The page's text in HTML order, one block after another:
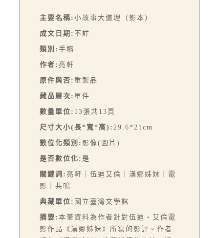
主要名稱: 小故事大道理（影本）
成文日期: 不詳
類別: 手稿
作者: 亮軒
原件與否: 重製品
藏品層次: 單件
數量單位: 13張共13頁
尺寸大小(長*寬*高): 29.6*21cm
數位化類別: 影像(圖片)
是否數位化: 是
關鍵詞: 亮軒｜伍迪艾倫｜漢娜姊妹｜電
影｜共鳴
典藏單位: 國立臺灣文學館
摘要: 本筆資料為作者針對伍迪‧艾倫電
影作品《漢娜姊妹》所寫的影評。作者